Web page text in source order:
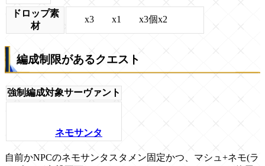
ドロップ素
材
x3 x1 x3個x2
編成制限があるクエスト
強制編成対象サーヴァント
ネモサンタ
自前かNPCのネモサンタスタメン固定かつ、マシュ+ネモ(ラ